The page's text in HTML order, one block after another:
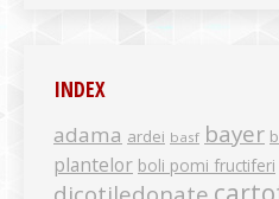
INDEX
adama ardei basf bayer
plantelor boli pomi fructiferi